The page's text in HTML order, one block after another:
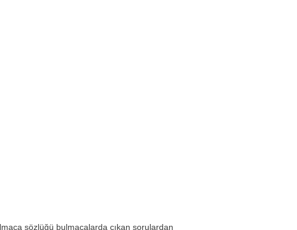
sözlüğü bulmacalarda çıkan sorulardan